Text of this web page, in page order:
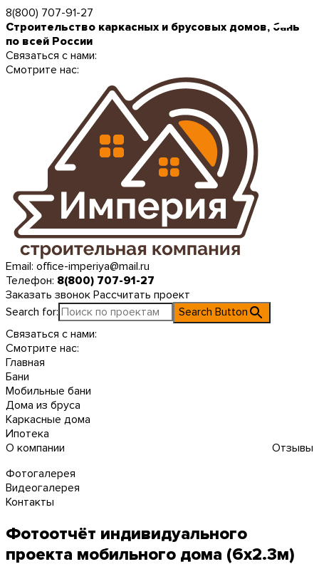
8(800) 707-91-27
Строительство каркасных и брусовых домов, бань
по всей России
Связаться с нами:
Смотрите нас:
Email: office-imperiya@mail.ru
Телефон: 8(800) 707-91-27
Заказать звонок Рассчитать проект
Search for:
Search Button
Связаться с нами:
Смотрите нас:
Главная
Бани
Мобильные бани
Дома из бруса
Каркасные дома
Ипотека
О компании
Отзывы
Фотогалерея
Видеогалерея
Контакты
Фотоотчёт индивидуального
проекта мобильного дома (6х2.3м)